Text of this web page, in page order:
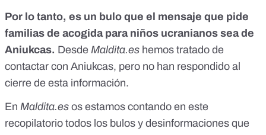
Por lo tanto, es un bulo que el mensaje que pide
familias de acogida para niños ucranianos sea de
Aniukcas. Desde Maldita.es hemos tratado de
contactar con Aniukcas, pero no han respondido al
cierre de esta información.
En Maldita.es os estamos contando en este
recopilatorio todos los bulos y desinformaciones que